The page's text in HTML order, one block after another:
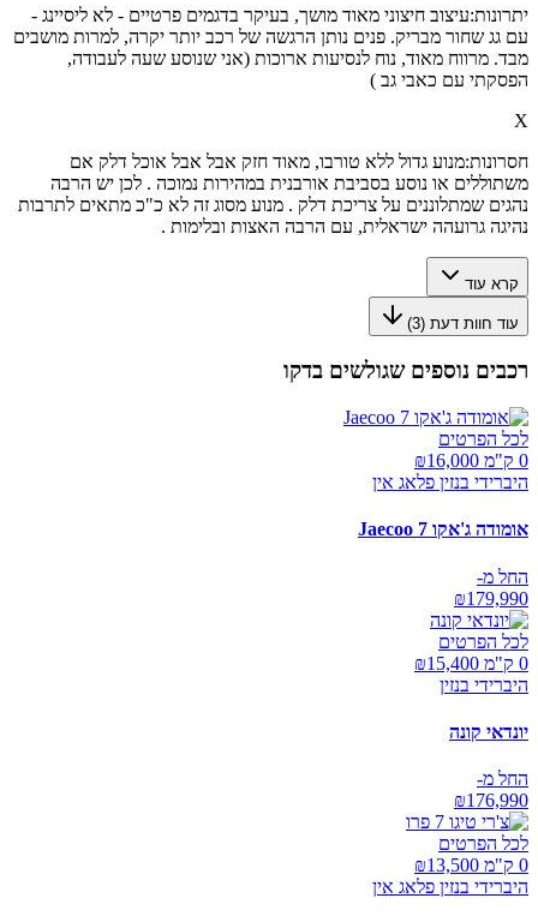
יתרונות:עיצוב חיצוני מאוד מושך, בעיקר בדגמים פרטיים - לא ליסיינג -
עם גג שחור מבריק. פנים נותן הרגשה של רכב יותר יקרה, למרות מושבים
מבד. מרווח מאוד, נוח לנסיעות ארוכות (אני שנוסע שעה לעבודה,
הפסקתי עם כאבי גב )
X
חסרונות:מנוע גדול ללא טורבו, מאוד חזק אבל אבל אוכל דלק אם
משתוללים או נוסע בסביבת אורבנית במהירות נמוכה . לכן יש הרבה
נהגים שמתלוננים על צריכת דלק . מנוע מסוג זה לא כ"כ מתאים לתרבות
נהיגה גרועהה ישראלית, עם הרבה האצות ובלימות .
קרא עוד
עוד חוות דעת (3
)
רכבים נוספים שגולשים בדקו
לכל הפרטים
0 ק"מ ₪
16,000
היברידי בנזין פלאג אין
אומודה ג'אקו Jaecoo 7
החל מ-
₪179,990
לכל הפרטים
0 ק"מ ₪
15,400
היברידי בנזין
יונדאי קונה
החל מ-
₪176,990
לכל הפרטים
0 ק"מ ₪
13,500
היברידי בנזין פלאג אין